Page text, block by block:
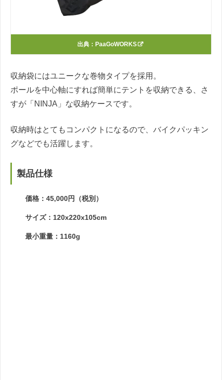
出典： PaaGoWORKS
収納袋にはユニークな巻物タイプを採用。
ポールを中心軸にすれば簡単にテントを収納できる、さ
すが「NINJA」な収納ケースです。
収納時はとてもコンパクトになるので、バイクパッキン
グなどでも活躍します。
製品仕様
価格：45,000円（税別）
サイズ：120x220x105cm
最小重量：1160g